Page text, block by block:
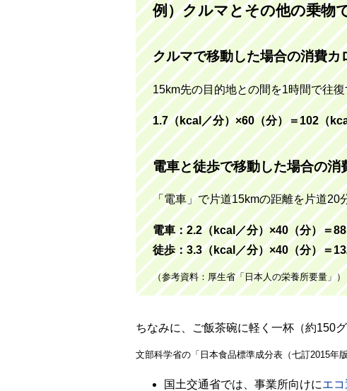
例）クルマとその他の乗物
クルマで移動した場合の消費カ
15km先の目的地との間を1時間で往
1.7（kcal／分）×60（分）＝102（
電車と徒歩で移動した場合の消
「電車」で片道15kmの距離を片道
電車：2.2（kcal／分）×40（分）＝
徒歩：3.3（kcal／分）×40（分）＝
（参考資料：厚生省「日本人の栄養所要量」）
ちなみに、ご飯茶碗に軽く一杯（約150
文部科学省の「日本食品標準成分表（七訂2015年
国土交通省では、事業所向けにエ